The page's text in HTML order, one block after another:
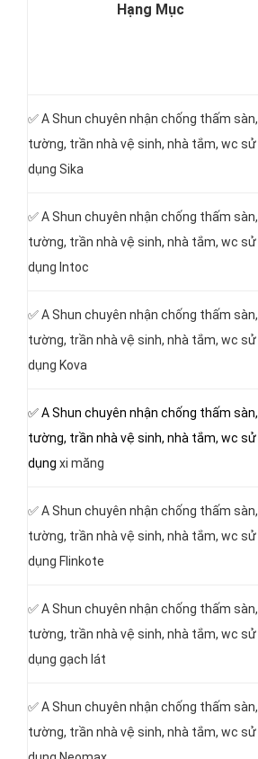
Hạng Mục
✅ A Shun chuyên nhận chống thấm sàn,
tường, trần nhà vệ sinh, nhà tắm, wc sử
dụng Sika
✅ A Shun chuyên nhận chống thấm sàn,
tường, trần nhà vệ sinh, nhà tắm, wc sử
dụng Intoc
✅ A Shun chuyên nhận chống thấm sàn,
tường, trần nhà vệ sinh, nhà tắm, wc sử
dụng Kova
✅ A Shun chuyên nhận chống thấm sàn,
tường, trần nhà vệ sinh, nhà tắm, wc sử
dụng xi măng
✅ A Shun chuyên nhận chống thấm sàn,
tường, trần nhà vệ sinh, nhà tắm, wc sử
dụng Flinkote
✅ A Shun chuyên nhận chống thấm sàn,
tường, trần nhà vệ sinh, nhà tắm, wc sử
dụng gạch lát
✅ A Shun chuyên nhận chống thấm sàn,
tường, trần nhà vệ sinh, nhà tắm, wc sử